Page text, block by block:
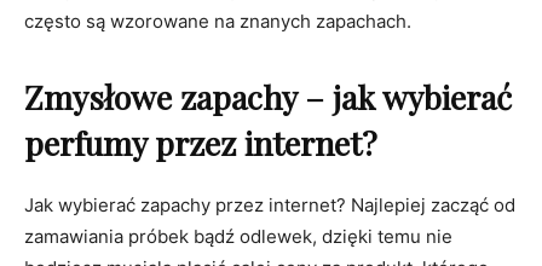
często są wzorowane na znanych zapachach.
Zmysłowe zapachy – jak wybierać
perfumy przez internet?
Jak wybierać zapachy przez internet? Najlepiej zacząć od
zamawiania próbek bądź odlewek, dzięki temu nie